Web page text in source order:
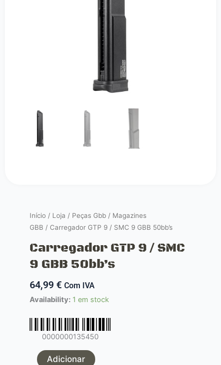
Início / Loja / Peças Gbb / Magazines
GBB / Carregador GTP 9 / SMC 9 GBB 50bb’s
Carregador GTP 9 / SMC
9 GBB 50bb’s
64,99 € Com IVA
Availability: 1 em stock
0000000135450
Quantidade
GTP
Adicionar